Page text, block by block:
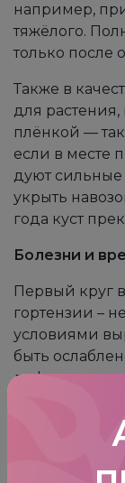
например,
тяжёлого.
только после
Также в
для растения,
плёнкой —
если в месте
дуют
укрыть
года куст
Болезни и
Первый круг
гортензии –
условиями
быть
дефицитом
–
железа в